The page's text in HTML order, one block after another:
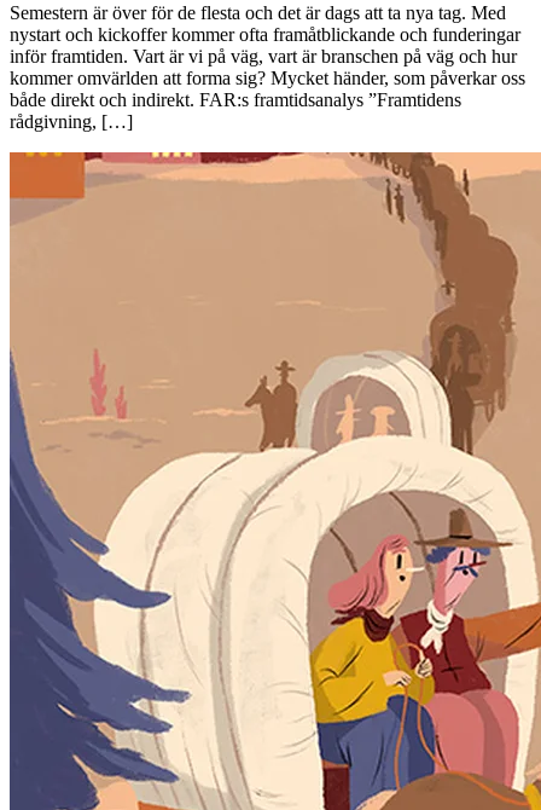
Semestern är över för de flesta och det är dags att ta nya tag. Med
nystart och kickoffer kommer ofta framåtblickande och funderingar
inför framtiden. Vart är vi på väg, vart är branschen på väg och hur
kommer omvärlden att forma sig? Mycket händer, som påverkar oss
både direkt och indirekt. FAR:s framtidsanalys ”Framtidens
rådgivning, […]